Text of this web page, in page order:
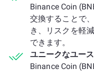
Binance Coin
交換することで
き、リスクを軽
できます。
ユニークなユー
Binance Coin